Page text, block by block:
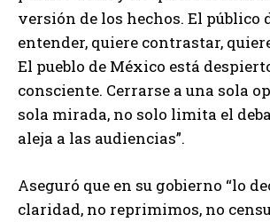
versión de los hechos. El público
entender, quiere contrastar,
El pueblo de México está
consciente. Cerrarse a una sola
sola mirada, no solo limita el
aleja a las audiencias”.
Aseguró que en su gobierno “lo
claridad, no reprimimos, no